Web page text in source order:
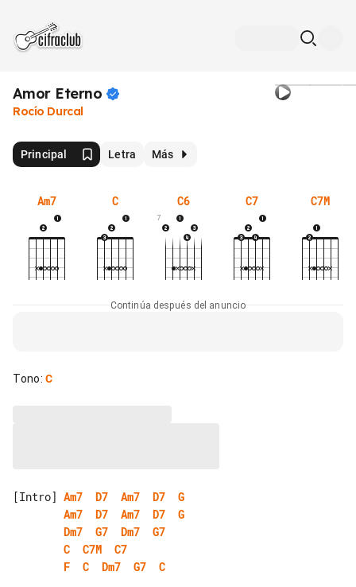
Amor Eterno
Rocío Durcal
Principal Letra Más
Am7 C C6
7
C7 C7M
Continúa después del anuncio
Tono: C
[Intro] Am7 D7 Am7 D7
G
Am7
D7 Am7 D7
G
Dm7
G7 Dm7
G7
C
C7M
C7
F
C Dm7 G7 C